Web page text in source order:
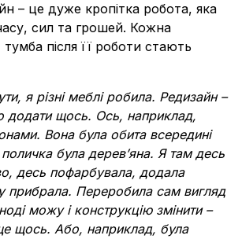
– це дуже кропітка робота, яка
сил та грошей. Кожна
після її роботи стають
я різні меблі робила. Редизайн –
додати щось. Ось, наприклад,
Вона була обита всередині
була дерев’яна. Я там десь
десь пофарбувала, додала
прибрала. Переробила сам вигляд
можу і конструкцію змінити –
щось. Або, наприклад, була